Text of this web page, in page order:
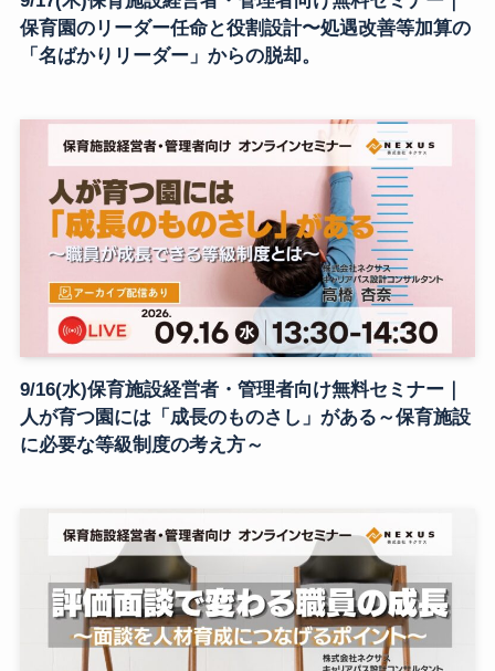
保育園のリーダー任命と役割設計〜処遇改善等加算の
「名ばかりリーダー」からの脱却。
9/16(水)保育施設経営者・管理者向け無料セミナー｜
人が育つ園には「成長のものさし」がある～保育施設
に必要な等級制度の考え方～